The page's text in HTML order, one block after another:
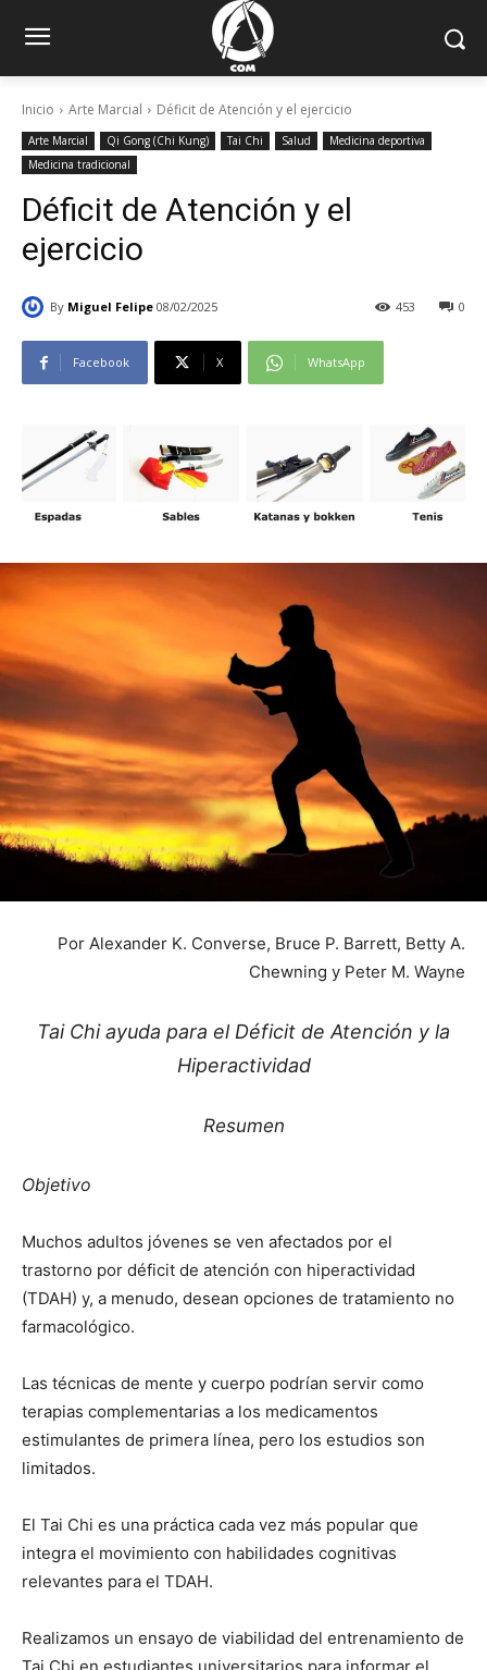
Inicio Arte Marcial Déficit de Atención y el ejercicio
Arte Marcial Qi Gong (Chi Kung) Tai Chi Salud
Medicina deportiva
Medicina tradicional
Déficit de Atención y el
ejercicio
By Miguel Felipe 08/02/2025 0
453
Facebook X WhatsApp
Por Alexander K. Converse, Bruce P. Barrett, Betty A.
Chewning y Peter M. Wayne
Tai Chi ayuda para el Déficit de Atención y la
Hiperactividad
Resumen
Objetivo
Muchos adultos jóvenes se ven afectados por el
trastorno por déficit de atención con hiperactividad
(TDAH) y, a menudo, desean opciones de tratamiento no
farmacológico.
Las técnicas de mente y cuerpo podrían servir como
terapias complementarias a los medicamentos
estimulantes de primera línea, pero los estudios son
limitados.
El Tai Chi es una práctica cada vez más popular que
integra el movimiento con habilidades cognitivas
relevantes para el TDAH.
Realizamos un ensayo de viabilidad del entrenamiento de